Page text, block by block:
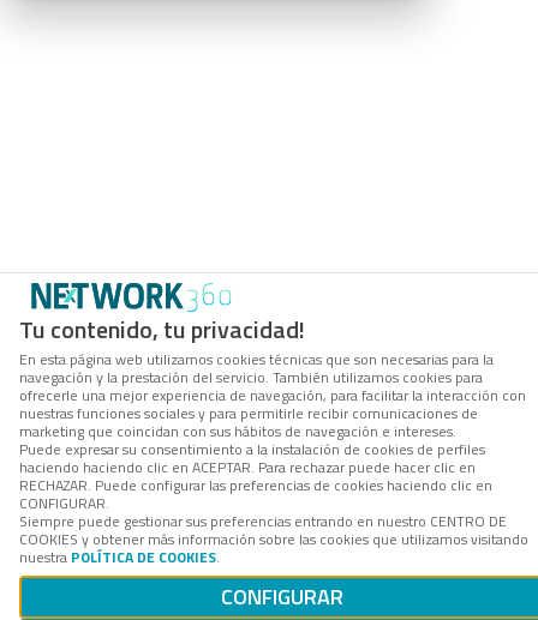
Tu contenido, tu privacidad!
En esta página web utilizamos cookies técnicas que son necesarias para la
navegación y la prestación del servicio. También utilizamos cookies para
ofrecerle una mejor experiencia de navegación, para facilitar la interacción con
nuestras funciones sociales y para permitirle recibir comunicaciones de
marketing que coincidan con sus hábitos de navegación e intereses.
Puede expresar su consentimiento a la instalación de cookies de perfiles
haciendo haciendo clic en ACEPTAR. Para rechazar puede hacer clic en
RECHAZAR. Puede configurar las preferencias de cookies haciendo clic en
CONFIGURAR.
Siempre puede gestionar sus preferencias entrando en nuestro CENTRO DE
COOKIES y obtener más información sobre las cookies que utilizamos visitando
nuestra POLÍTICA DE COOKIES.
CONFIGURAR